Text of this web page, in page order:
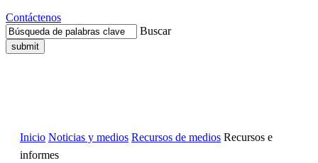
Contáctenos
Buscar
Inicio Noticias y medios Recursos de medios Recursos e
informes